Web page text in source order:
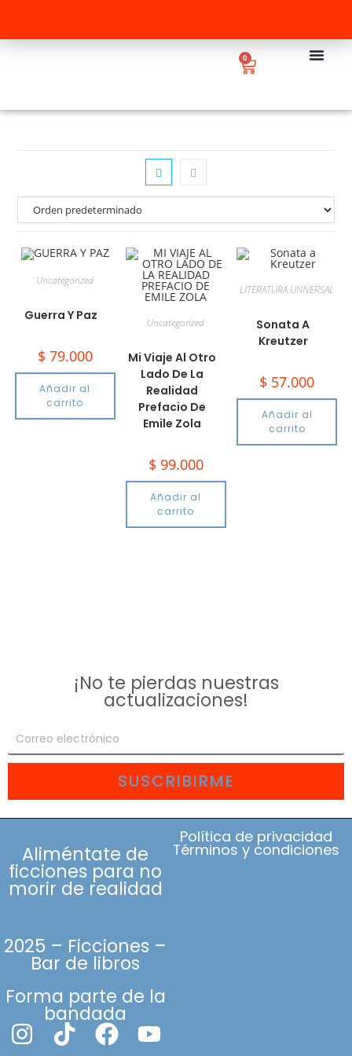
0
Uncategorized
Guerra Y Paz
$ 79.000
Añadir al
carrito
Uncategorized
Mi Viaje Al Otro
Lado De La
Realidad
Prefacio De
Emile Zola
$ 99.000
Añadir al
carrito
LITERATURA UNIVERSAL
Sonata A
Kreutzer
$ 57.000
Añadir al
carrito
¡No te pierdas nuestras
actualizaciones!
SUSCRIBIRME
Aliméntate de
ficciones para no
morir de realidad
2025 – Ficciones –
Bar de libros
Forma parte de la
bandada
Política de privacidad
Términos y condiciones